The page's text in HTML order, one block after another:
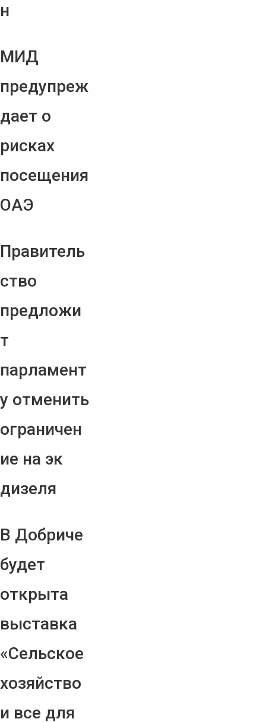
н
МИД
предупреж
дает о
рисках
посещения
ОАЭ
Правитель
ство
предложи
т
парламент
у отменить
ограничен
ие на эк
дизеля
В Добриче
будет
открыта
выставка
«Сельское
хозяйство
и все для